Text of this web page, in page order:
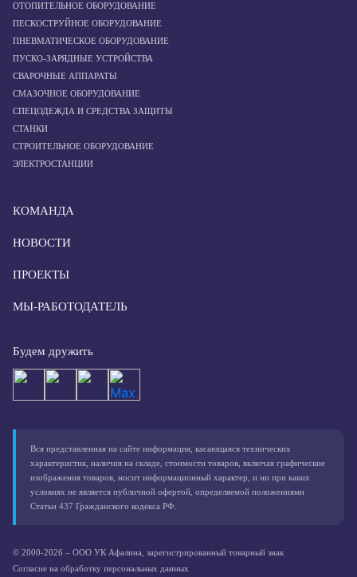
ОТОПИТЕЛЬНОЕ ОБОРУДОВАНИЕ
ПЕСКОСТРУЙНОЕ ОБОРУДОВАНИЕ
ПНЕВМАТИЧЕСКОЕ ОБОРУДОВАНИЕ
ПУСКО-ЗАРЯДНЫЕ УСТРОЙСТВА
СВАРОЧНЫЕ АППАРАТЫ
СМАЗОЧНОЕ ОБОРУДОВАНИЕ
СПЕЦОДЕЖДА И СРЕДСТВА ЗАЩИТЫ
СТАНКИ
СТРОИТЕЛЬНОЕ ОБОРУДОВАНИЕ
ЭЛЕКТРОСТАНЦИИ
КОМАНДА
НОВОСТИ
ПРОЕКТЫ
МЫ-РАБОТОДАТЕЛЬ
Будем дружить
Вся представленная на сайте информация, касающаяся технических
характеристик, наличия на складе, стоимости товаров, включая графические
изображения товаров, носит информационный характер, и ни при каких
условиях не является публичной офертой, определяемой положениями
Статьи 437 Гражданского кодекса РФ.
© 2000-2026 – ООО УК Афалина, зарегистрированный товарный знак
Согласие на обработку персональных данных